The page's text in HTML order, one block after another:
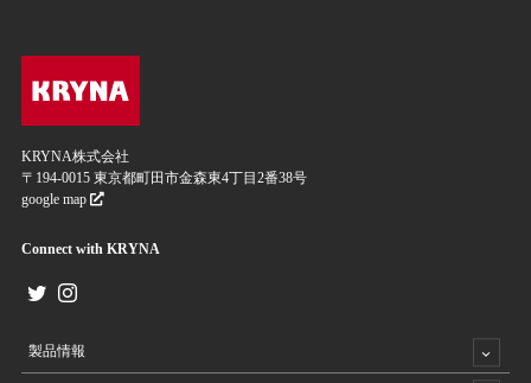
KRYNA株式会社
〒194-0015 東京都町田市金森東4丁目2番38号
google map
Connect with KRYNA
製品情報